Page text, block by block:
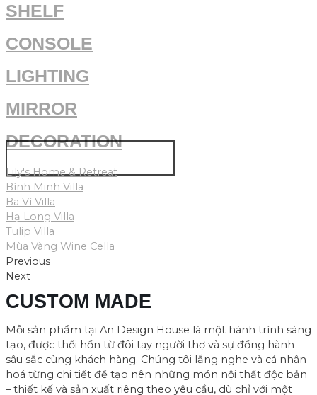
SHELF
CONSOLE
LIGHTING
MIRROR
DECORATION
Lily's Home & Retreat
Bình Minh Villa
Ba Vì Villa
Hạ Long Villa
Tulip Villa
Mùa Vàng Wine Cella
Previous
Next
CUSTOM MADE
Mỗi sản phẩm tại An Design House là một hành trình sáng
tạo, được thổi hồn từ đôi tay người thợ và sự đồng hành
sâu sắc cùng khách hàng. Chúng tôi lắng nghe và cá nhân
hoá từng chi tiết để tạo nên những món nội thất độc bản
– thiết kế và sản xuất riêng theo yêu cầu, dù chỉ với một